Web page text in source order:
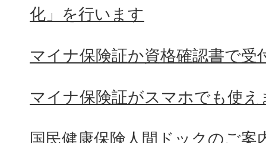
化」を行います
マイナ保険証か資格確認書で受
マイナ保険証がスマホでも使え
国民健康保険人間ドックのご案